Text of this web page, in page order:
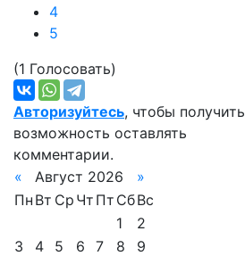
4
5
(1 Голосовать)
Авторизуйтесь, чтобы получить
возможность оставлять
комментарии.
«
Август 2026
»
Пн Вт Ср Чт Пт СбВс
1
2
3
4 5 6 7 8
9